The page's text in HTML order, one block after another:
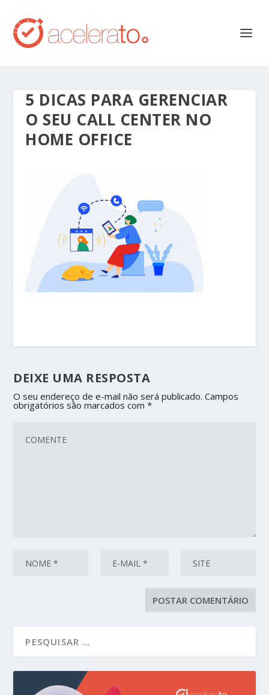
5 DICAS PARA GERENCIAR
O SEU CALL CENTER NO
HOME OFFICE
DEIXE UMA RESPOSTA
O seu endereço de e-mail não será publicado. Campos
obrigatórios são marcados com*